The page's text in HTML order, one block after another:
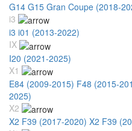
G14 G15 Gran Coupe (2018-
i3
i3 i01 (2013-2022)
IX
I20 (2021-2025)
X1
E84 (2009-2015) F48 (2015-
2025)
X2
X2 F39 (2017-2020) X2 F39